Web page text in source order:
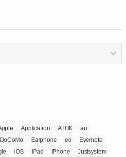
Application ATOK
au
DoCoMo Earphone eo
Evernote
iOS iPad iPhone Justsystem